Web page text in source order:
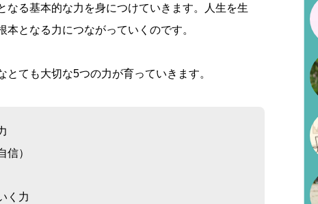
なる基本的な力を身につけていきます。人生を生
本となる力につながっていくのです。
とても大切な5つの力が育っていきます。
信）
く力